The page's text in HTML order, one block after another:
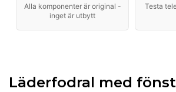
Alla komponenter är original -
inget är utbytt
Testa
Läderfodral med